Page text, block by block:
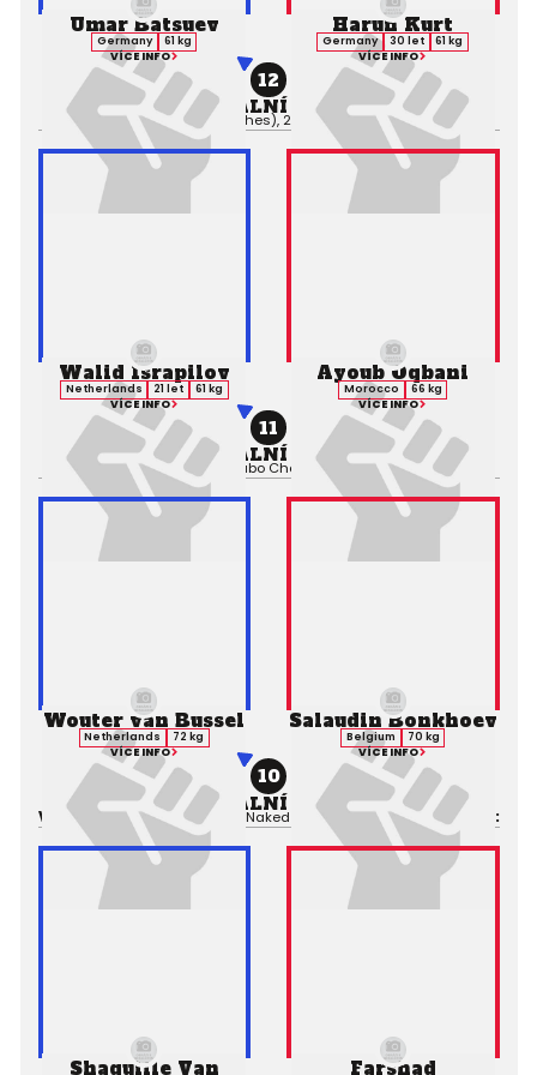
Umar Batsuev
Germany
61 kg
VÍCE INFO
12
PROFESIONÁLNÍ ZÁPAS MMA
Výsledek:TKO (Punches), 2. kolo 0:45,Rozhodčí:
Harun Kurt
Germany 30 let
61 kg
VÍCE INFO
Walid Israpilov
Netherlands 21 let
61 kg
VÍCE INFO
11
PROFESIONÁLNÍ ZÁPAS MMA
Výsledek: Submission (Brabo Choke), 1. kolo 0:36,Rozhodčí:
Ayoub Oqbani
Morocco
66 kg
VÍCE INFO
Wouter van Bussel
Netherlands
72 kg
VÍCE INFO
10
PROFESIONÁLNÍ ZÁPAS MMA
Výsledek:Submission (Rear-Naked Choke), 1. kolo 2:14, Rozhodčí:
Salaudin Bonkhoev
Belgium
70 kg
VÍCE INFO
Shaquille Van Farshad